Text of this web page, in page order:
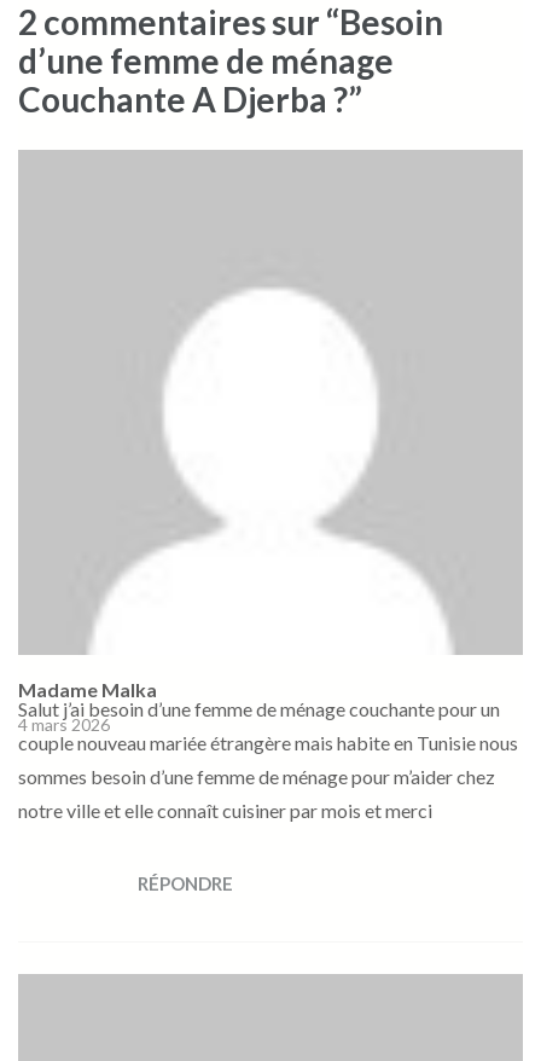
2 commentaires sur “Besoin
d’une femme de ménage
Couchante A Djerba ?”
Madame Malka
4 mars 2026
Salut j’ai besoin d’une femme de ménage couchante pour un
couple nouveau mariée étrangère mais habite en Tunisie nous
sommes besoin d’une femme de ménage pour m’aider chez
notre ville et elle connaît cuisiner par mois et merci
RÉPONDRE